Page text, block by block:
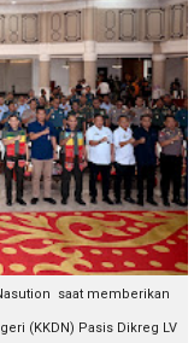
saat memberikan
(KKDN) Pasis Dikreg LV